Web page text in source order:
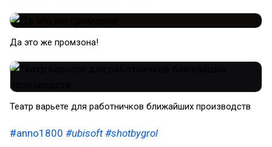
Да это же промзона!
Театр варьете для работничков ближайших производств
#anno1800 #ubisoft #shotbygrol